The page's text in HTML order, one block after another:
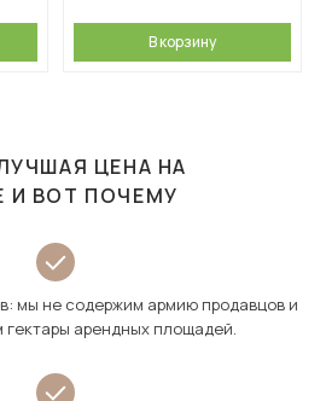
В корзину
ЦЕНА НА
И ВОТ ПОЧЕМУ
мы не содержим армию продавцов и
гектары арендных площадей.